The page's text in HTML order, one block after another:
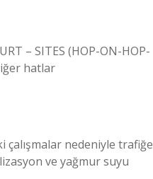
– SITES (HOP-ON-HOP-
hatlar
çalışmalar nedeniyle trafiğe
ve yağmur suyu